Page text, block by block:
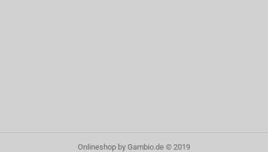
Onlineshop by Gambio.de © 2019